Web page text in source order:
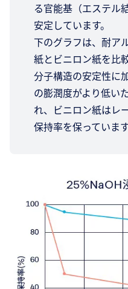
る官能基（エステル
安定しています。
下のグラフは、耐ア
紙とビニロン紙を比
分子構造の安定性に
の膨潤度がより低い
れ、ビニロン紙はレ
保持率を保っています